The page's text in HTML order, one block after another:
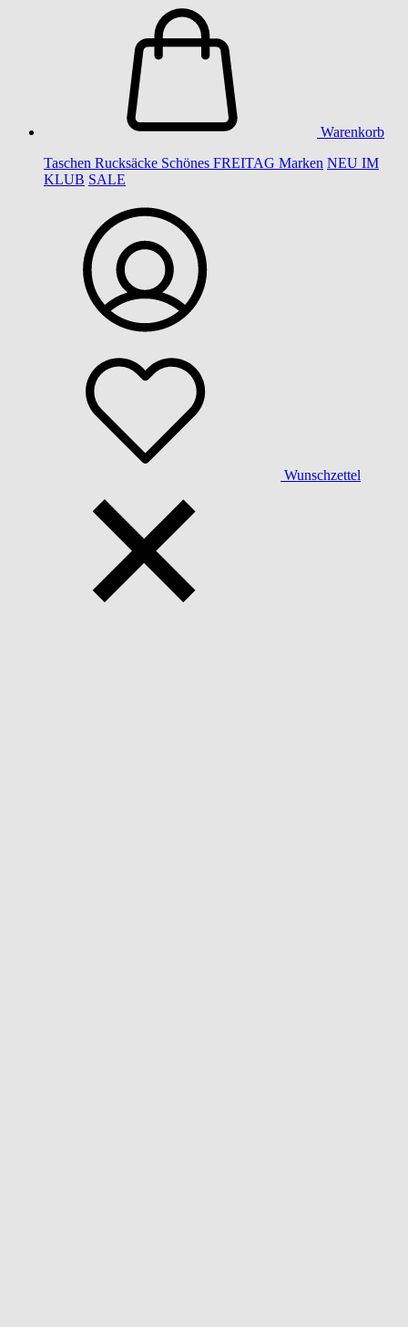
Warenkorb
Taschen Rucksäcke Schönes FREITAG Marken NEU IM
KLUB SALE
Wunschzettel